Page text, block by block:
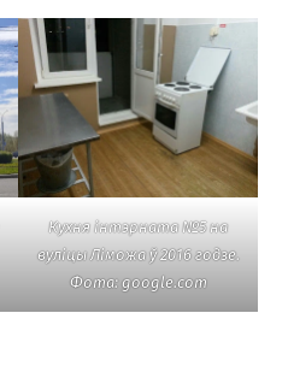
Кухня інтэрната №5 на
вуліцы Ліможа ў 2016 годзе.
Фота: google.com